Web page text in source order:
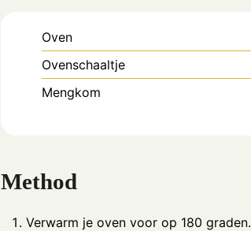
Oven
Ovenschaaltje
Mengkom
Method
Verwarm je oven voor op 180 graden.